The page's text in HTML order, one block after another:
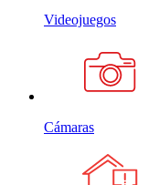
Videojuegos
Cámaras